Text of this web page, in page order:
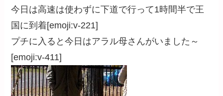
今日は高速は使わずに下道で行って1時間半で王
国に到着[emoji:v-221]
プチに入ると今日はアラル母さんがいました～
[emoji:v-411]